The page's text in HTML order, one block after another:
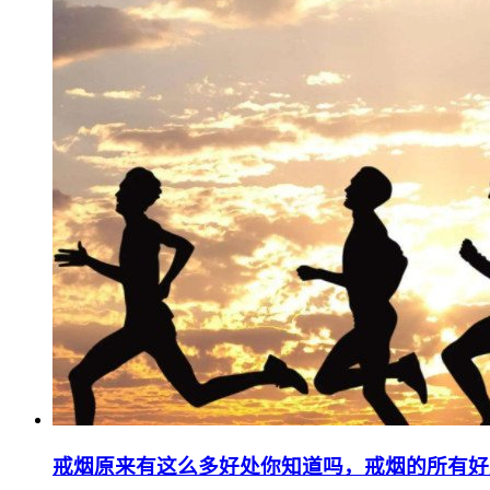
戒烟原来有这么多好处你知道吗，戒烟的所有